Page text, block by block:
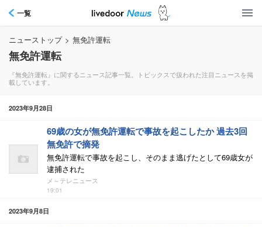
一覧
ニューストップ > 無免許運転
無免許運転
『無免許運転』に関するニュース記事一覧。トピックスで扱われた注目ニュースを掲
載しています。
2023年9月28日
69歳の女が無免許運転で事故を起こしたか 過去3回
無免許で摘発
無免許運転で事故を起こし、そのまま逃げたとして69歳女が
逮捕された
メ～テレニュース
19:01
2023年9月8日